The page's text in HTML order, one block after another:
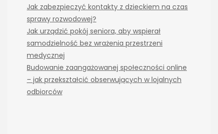
Jak zabezpieczyć kontakty z dzieckiem na czas
sprawy rozwodowej?
Jak urządzić pokój seniora, aby wspierał
samodzielność bez wrażenia przestrzeni
medycznej
Budowanie zaangażowanej społeczności online
– jak przekształcić obserwujących w lojalnych
odbiorców